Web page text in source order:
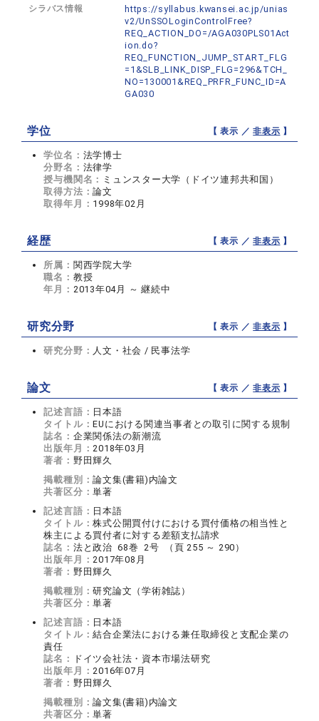
シラバス情報
https://syllabus.kwansei.ac.jp/unias
v2/UnSSOLoginControlFree?
REQ_ACTION_DO=/AGA030PLS01Act
ion.do?
REQ_FUNCTION_JUMP_START_FLG
=1&SLB_LINK_DISP_FLG=296&TCH_
NO=130001&REQ_PRFR_FUNC_ID=A
GA030
学位 【 表示 ／非表示 】
学位名： 法学博士
分野名： 法律学
授与機関名： ミュンスター大学（ドイツ連邦共和国）
取得方法：論文
取得年月： 1998年02月
経歴 【 表示 ／非表示 】
所属： 関西学院大学
職名： 教授
年月： 2013年04月 ～ 継続中
研究分野 【 表示 ／非表示 】
研究分野： 人文・社会 / 民事法学
論文 【 表示 ／非表示 】
記述言語： 日本語
タイトル：EUにおける関連当事者との取引に関する規制
誌名： 企業関係法の新潮流
出版年月：2018年03月
著者： 野田輝久
掲載種別：論文集(書籍)内論文
共著区分：単著
記述言語： 日本語
タイトル：株式公開買付けにおける買付価格の相当性と
株主による買付者に対する差額支払請求
誌名： 法と政治 68巻 2号 （頁 255 ～ 290）
出版年月：2017年08月
著者： 野田輝久
掲載種別：研究論文（学術雑誌）
共著区分：単著
記述言語： 日本語
タイトル：結合企業法における兼任取締役と支配企業の
責任
誌名：
ドイツ会社法・資本市場法研究
出版年月：2016年07月
著者： 野田輝久
掲載種別：論文集(書籍)内論文
共著区分：単著